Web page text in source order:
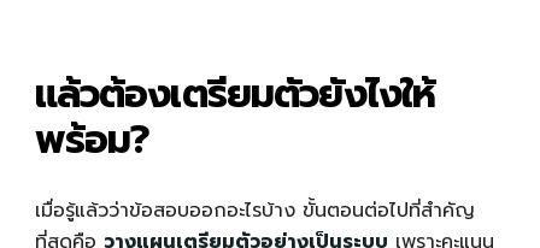
แล้วต้องเตรียมตัวยังไงให้
พร้อม?
เมื่อรู้แล้วว่าข้อสอบออกอะไรบ้าง ขั้นตอนต่อไปที่สำคัญ
ที่สุดคือ วางแผนเตรียมตัวอย่างเป็นระบบ เพราะคะแนน